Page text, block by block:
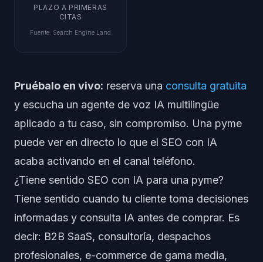
PLAZO A PRIMERAS
CITAS
Fuente: Search Engine Land
Pruébalo en vivo: reserva una consulta gratuita
y escucha un agente de voz IA multilingüe
aplicado a tu caso, sin compromiso. Una pyme
puede ver en directo lo que el SEO con IA
acaba activando en el canal teléfono.
¿Tiene sentido SEO con IA para una pyme?
Tiene sentido cuando tu cliente toma decisiones
informadas y consulta IA antes de comprar. Es
decir: B2B SaaS, consultoría, despachos
profesionales, e-commerce de gama media,